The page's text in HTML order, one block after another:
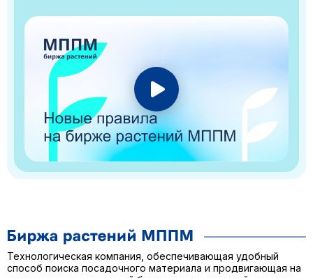
Технологическая компания, обеспечивающая удобный
способ поиска посадочного материала и продвигающая на